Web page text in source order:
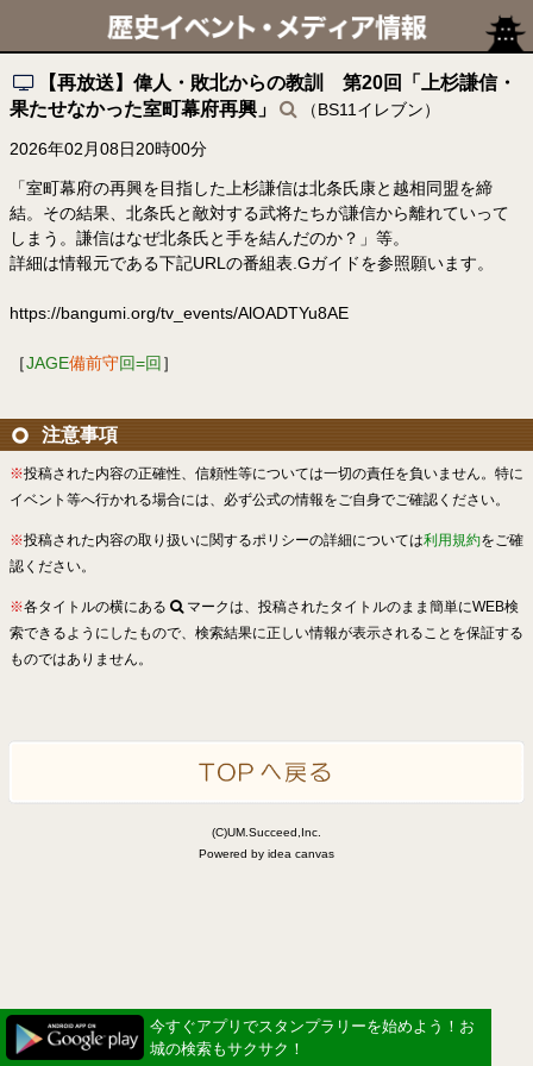
【再放送】偉人・敗北からの教訓 第20回「上杉謙信・
果たせなかった室町幕府再興」
（BS11イレブン）
2026年02月08日20時00分
「室町幕府の再興を目指した上杉謙信は北条氏康と越相同盟を締
結。その結果、北条氏と敵対する武将たちが謙信から離れていって
しまう。謙信はなぜ北条氏と手を結んだのか？」等。
詳細は情報元である下記URLの番組表.Gガイドを参照願います。
https://bangumi.org/tv_events/AlOADTYu8AE
［JAGE備前守回=回 ］
注意事項
※投稿された内容の正確性、信頼性等については一切の責任を負いません。特に
イベント等へ行かれる場合には、必ず公式の情報をご自身でご確認ください。
※投稿された内容の取り扱いに関するポリシーの詳細については利用規約をご確
認ください。
※各タイトルの横にある
マークは、投稿されたタイトルのまま簡単にWEB検
索できるようにしたもので、検索結果に正しい情報が表示されることを保証する
ものではありません。
(C)UM.Succeed,Inc.
Powered by idea canvas
今すぐアプリでスタンプラリーを始めよう！お
城の検索もサクサク！